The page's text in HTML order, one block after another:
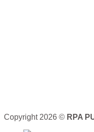
Copyright 2026 © RPA